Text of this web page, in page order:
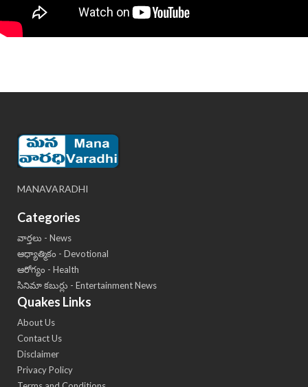
MANAVARADHI
Categories
వార్తలు - News
ఆధ్యాత్మికం - Devotional
ఆరోగ్యం - Health
సినిమా కబుర్లు - Entertainment News
Quakes Links
About Us
Contact Us
Disclaimer
Privacy Policy